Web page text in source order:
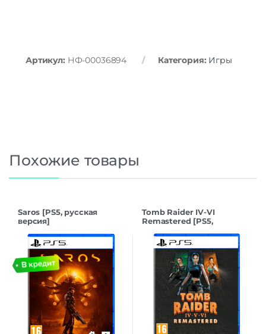
Артикул: НФ-00036894 Категория: Игры
Похожие товары
Saros [PS5, русская
версия]
Tomb Raider IV-VI
Remastered [PS5,